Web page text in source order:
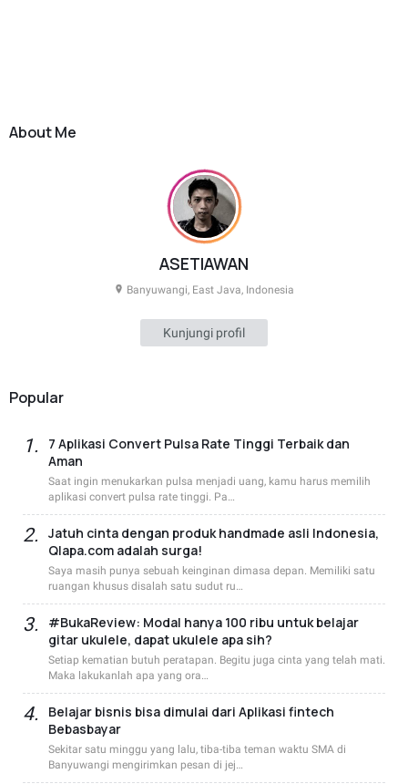
About Me
ASETIAWAN
Banyuwangi, East Java, Indonesia
Kunjungi profil
Popular
7 Aplikasi Convert Pulsa Rate Tinggi Terbaik dan
Aman
Saat ingin menukarkan pulsa menjadi uang, kamu harus memilih
aplikasi convert pulsa rate tinggi. Pa…
Jatuh cinta dengan produk handmade asli Indonesia,
Qlapa.com adalah surga!
Saya masih punya sebuah keinginan dimasa depan. Memiliki satu
ruangan khusus disalah satu sudut ru…
#BukaReview: Modal hanya 100 ribu untuk belajar
gitar ukulele, dapat ukulele apa sih?
Setiap kematian butuh peratapan. Begitu juga cinta yang telah mati.
Maka lakukanlah apa yang ora…
Belajar bisnis bisa dimulai dari Aplikasi fintech
Bebasbayar
Sekitar satu minggu yang lalu, tiba-tiba teman waktu SMA di
Banyuwangi mengirimkan pesan di jej…